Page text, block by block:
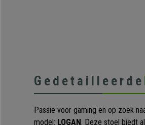
Gedetailleerde
Passie voor gaming en op zoek
model: LOGAN. Deze stoel biedt